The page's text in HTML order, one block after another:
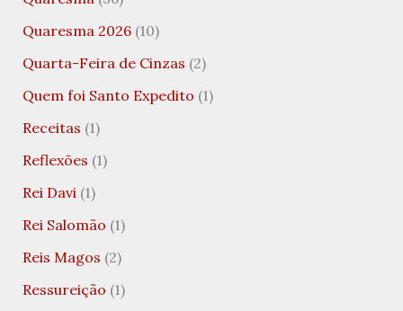
Quaresma 2026(10)
Quarta-Feira de Cinzas (2)
Quem foi Santo Expedito (1)
Receitas (1)
Reflexões (1)
Rei Davi (1)
Rei Salomão (1)
Reis Magos (2)
Ressureição (1)